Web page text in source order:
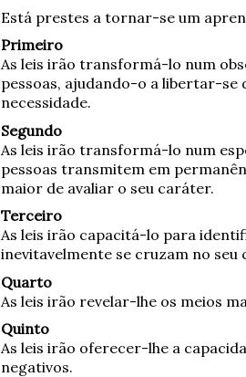
Está prestes a tornar-se um
Primeiro
As leis irão transformá-lo num
pessoas, ajudando-o a libertar-se
necessidade.
Segundo
As leis irão transformá-lo num
pessoas transmitem em
maior de avaliar o seu caráter.
Terceiro
As leis irão capacitá-lo para
inevitavelmente se cruzam no seu
Quarto
As leis irão revelar-lhe os meios
Quinto
As leis irão oferecer-lhe a
negativos.